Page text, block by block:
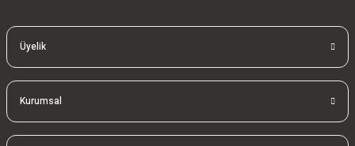
Üyelik
Kurumsal